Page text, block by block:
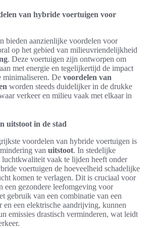
van hybride voertuigen voor
bieden aanzienlijke voordelen voor
op het gebied van milieuvriendelijkheid
. Deze voertuigen zijn ontworpen om
met energie en tegelijkertijd de impact
minimaliseren. De voordelen van
worden steeds duidelijker in de drukke
verkeer en milieu vaak met elkaar in
uitstoot in de stad
voordelen van hybride voertuigen is
van uitstoot. In stedelijke
luchtkwaliteit vaak te lijden heeft onder
voertuigen de hoeveelheid schadelijke
komen te verlagen. Dit is cruciaal voor
een gezondere leefomgeving voor
gebruik van een combinatie van een
en een elektrische aandrijving, kunnen
emissies drastisch verminderen, wat leidt